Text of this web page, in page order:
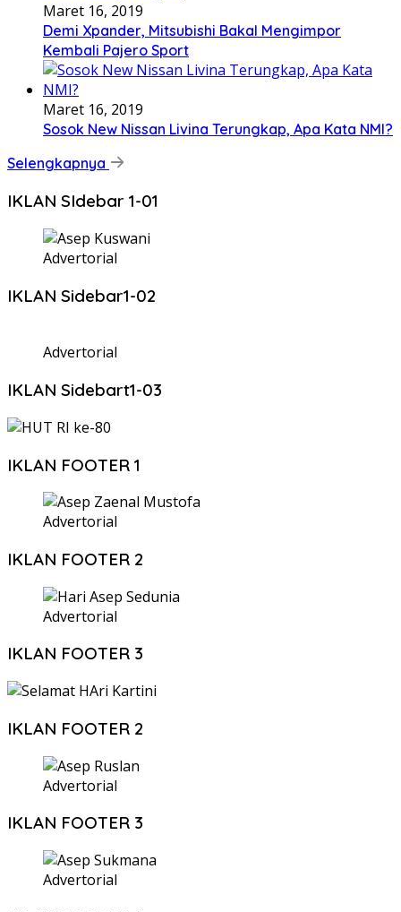
Maret 16, 2019
Demi Xpander, Mitsubishi Bakal Mengimpor
Kembali Pajero Sport
Maret 16, 2019
Sosok New Nissan Livina Terungkap, Apa Kata NMI?
Selengkapnya
IKLAN SIdebar 1-01
Advertorial
IKLAN Sidebar1-02
Advertorial
IKLAN Sidebart1-03
IKLAN FOOTER 1
Advertorial
IKLAN FOOTER 2
Advertorial
IKLAN FOOTER 3
IKLAN FOOTER 2
Advertorial
IKLAN FOOTER 3
Advertorial